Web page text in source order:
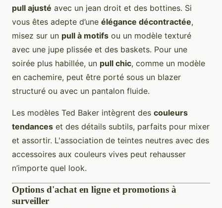
pull ajusté avec un jean droit et des bottines. Si
vous êtes adepte d’une élégance décontractée,
misez sur un pull à motifs ou un modèle texturé
avec une jupe plissée et des baskets. Pour une
soirée plus habillée, un pull chic, comme un modèle
en cachemire, peut être porté sous un blazer
structuré ou avec un pantalon fluide.
Les modèles Ted Baker intègrent des couleurs
tendances et des détails subtils, parfaits pour mixer
et assortir. L'association de teintes neutres avec des
accessoires aux couleurs vives peut rehausser
n’importe quel look.
Options d'achat en ligne et promotions à
surveiller